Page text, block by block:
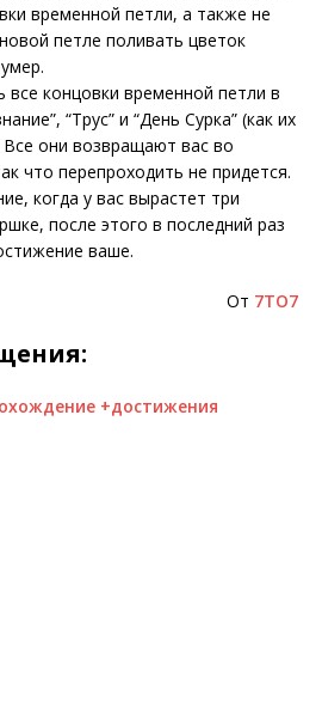
временной петли, а также не
петле поливать цветок
концовки временной петли в
“Трус” и “День Сурка” (как их
они возвращают вас во
что перепроходить не придется.
когда у вас вырастет три
после этого в последний раз
ваше.
От 7TO7
+достижения